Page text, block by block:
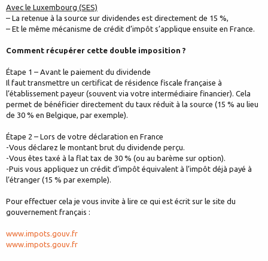
Avec le Luxembourg (SES)
– La retenue à la source sur dividendes est directement de 15 %,
– Et le même mécanisme de crédit d’impôt s’applique ensuite en France.
Comment récupérer cette double imposition ?
Étape 1 – Avant le paiement du dividende
Il faut transmettre un certificat de résidence fiscale française à
l’établissement payeur (souvent via votre intermédiaire financier). Cela
permet de bénéficier directement du taux réduit à la source (15 % au lieu
de 30 % en Belgique, par exemple).
Étape 2 – Lors de votre déclaration en France
-Vous déclarez le montant brut du dividende perçu.
-Vous êtes taxé à la flat tax de 30 % (ou au barème sur option).
-Puis vous appliquez un crédit d’impôt équivalent à l’impôt déjà payé à
l’étranger (15 % par exemple).
Pour effectuer cela je vous invite à lire ce qui est écrit sur le site du
gouvernement français :
www.impots.gouv.fr
www.impots.gouv.fr